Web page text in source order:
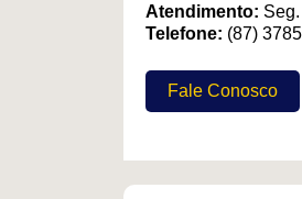
Atendimento:
Telefone: (87)
Fale Conosco